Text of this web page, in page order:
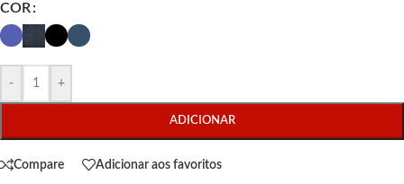
COR
- +
ADICIONAR
Compare Adicionar aos favoritos